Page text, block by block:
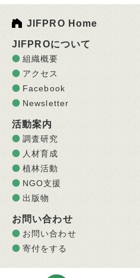
JIFPRO Home
JIFPROについて
組織概要
アクセス
Facebook
Newsletter
活動案内
調査研究
人材育成
植林活動
NGO支援
出版物
お問い合わせ
お問い合わせ
寄付をする